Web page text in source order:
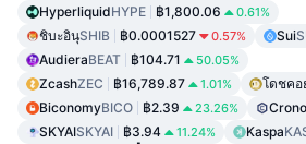
HyperliquidHYPE ฿1,800.06 0.61%
ชิบะอินุSHIB ฿0.0001527 0.57% Sui
AudieraBEAT ฿104.71 50.05%
ZcashZEC ฿16,789.87 1.01% โดชคอ
BiconomyBICO ฿2.39 23.26%
SKYAISKYAI ฿3.94 11.24% Kaspa